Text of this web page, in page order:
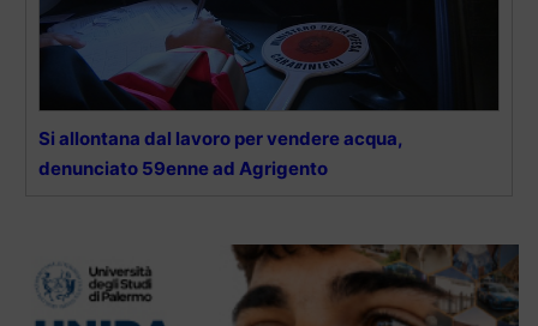
Si allontana dal lavoro per vendere acqua,
denunciato 59enne ad Agrigento